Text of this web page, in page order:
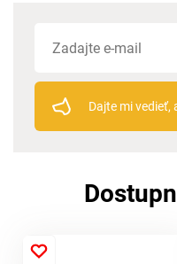
Dajte mi vedieť,